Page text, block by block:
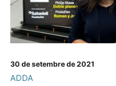
30 de setembre de 2021
ADDA